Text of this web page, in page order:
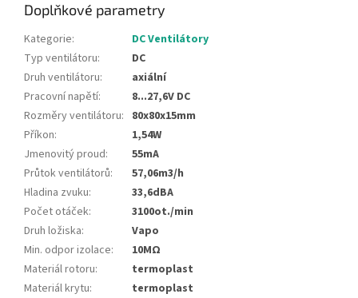
Doplňkové parametry
Kategorie:
DC Ventilátory
Typ ventilátoru:
DC
Druh ventilátoru:
axiální
Pracovní napětí:
8...27,6V DC
Rozměry ventilátoru: 80x80x15mm
Příkon:
1,54W
Jmenovitý proud:
55mA
Průtok ventilátorů:
57,06m3/h
Hladina zvuku:
33,6dBA
Počet otáček:
3100ot./min
Druh ložiska:
Vapo
Min. odpor izolace:
10MΩ
Materiál rotoru:
termoplast
Materiál krytu:
termoplast